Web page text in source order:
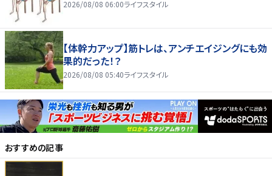
2026/08/08 06:00ライフスタイル
【体幹力アップ】筋トレは、アンチエイジングにも効
果的だった！？
2026/08/08 05:40ライフスタイル
おすすめの記事